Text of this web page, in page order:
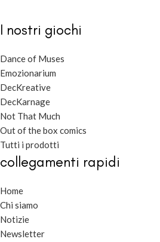
I nostri giochi
Dance of Muses
Emozionarium
DecKreative
DecKarnage
Not That Much
Out of the box comics
Tutti i prodotti
collegamenti rapidi
Home
Chi siamo
Notizie
Newsletter